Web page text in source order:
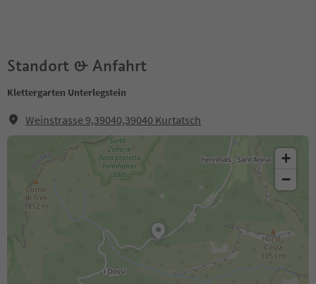
Standort & Anfahrt
Klettergarten Unterlegstein
Weinstrasse 9,39040,39040 Kurtatsch
+
−